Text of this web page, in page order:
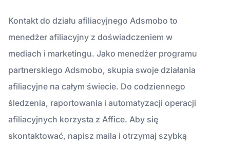
Kontakt do działu afiliacyjnego Adsmobo to
menedżer afiliacyjny z doświadczeniem w
mediach i marketingu. Jako menedżer programu
partnerskiego Adsmobo, skupia swoje działania
afiliacyjne na całym świecie. Do codziennego
śledzenia, raportowania i automatyzacji operacji
afiliacyjnych korzysta z Affice. Aby się
skontaktować, napisz maila i otrzymaj szybką